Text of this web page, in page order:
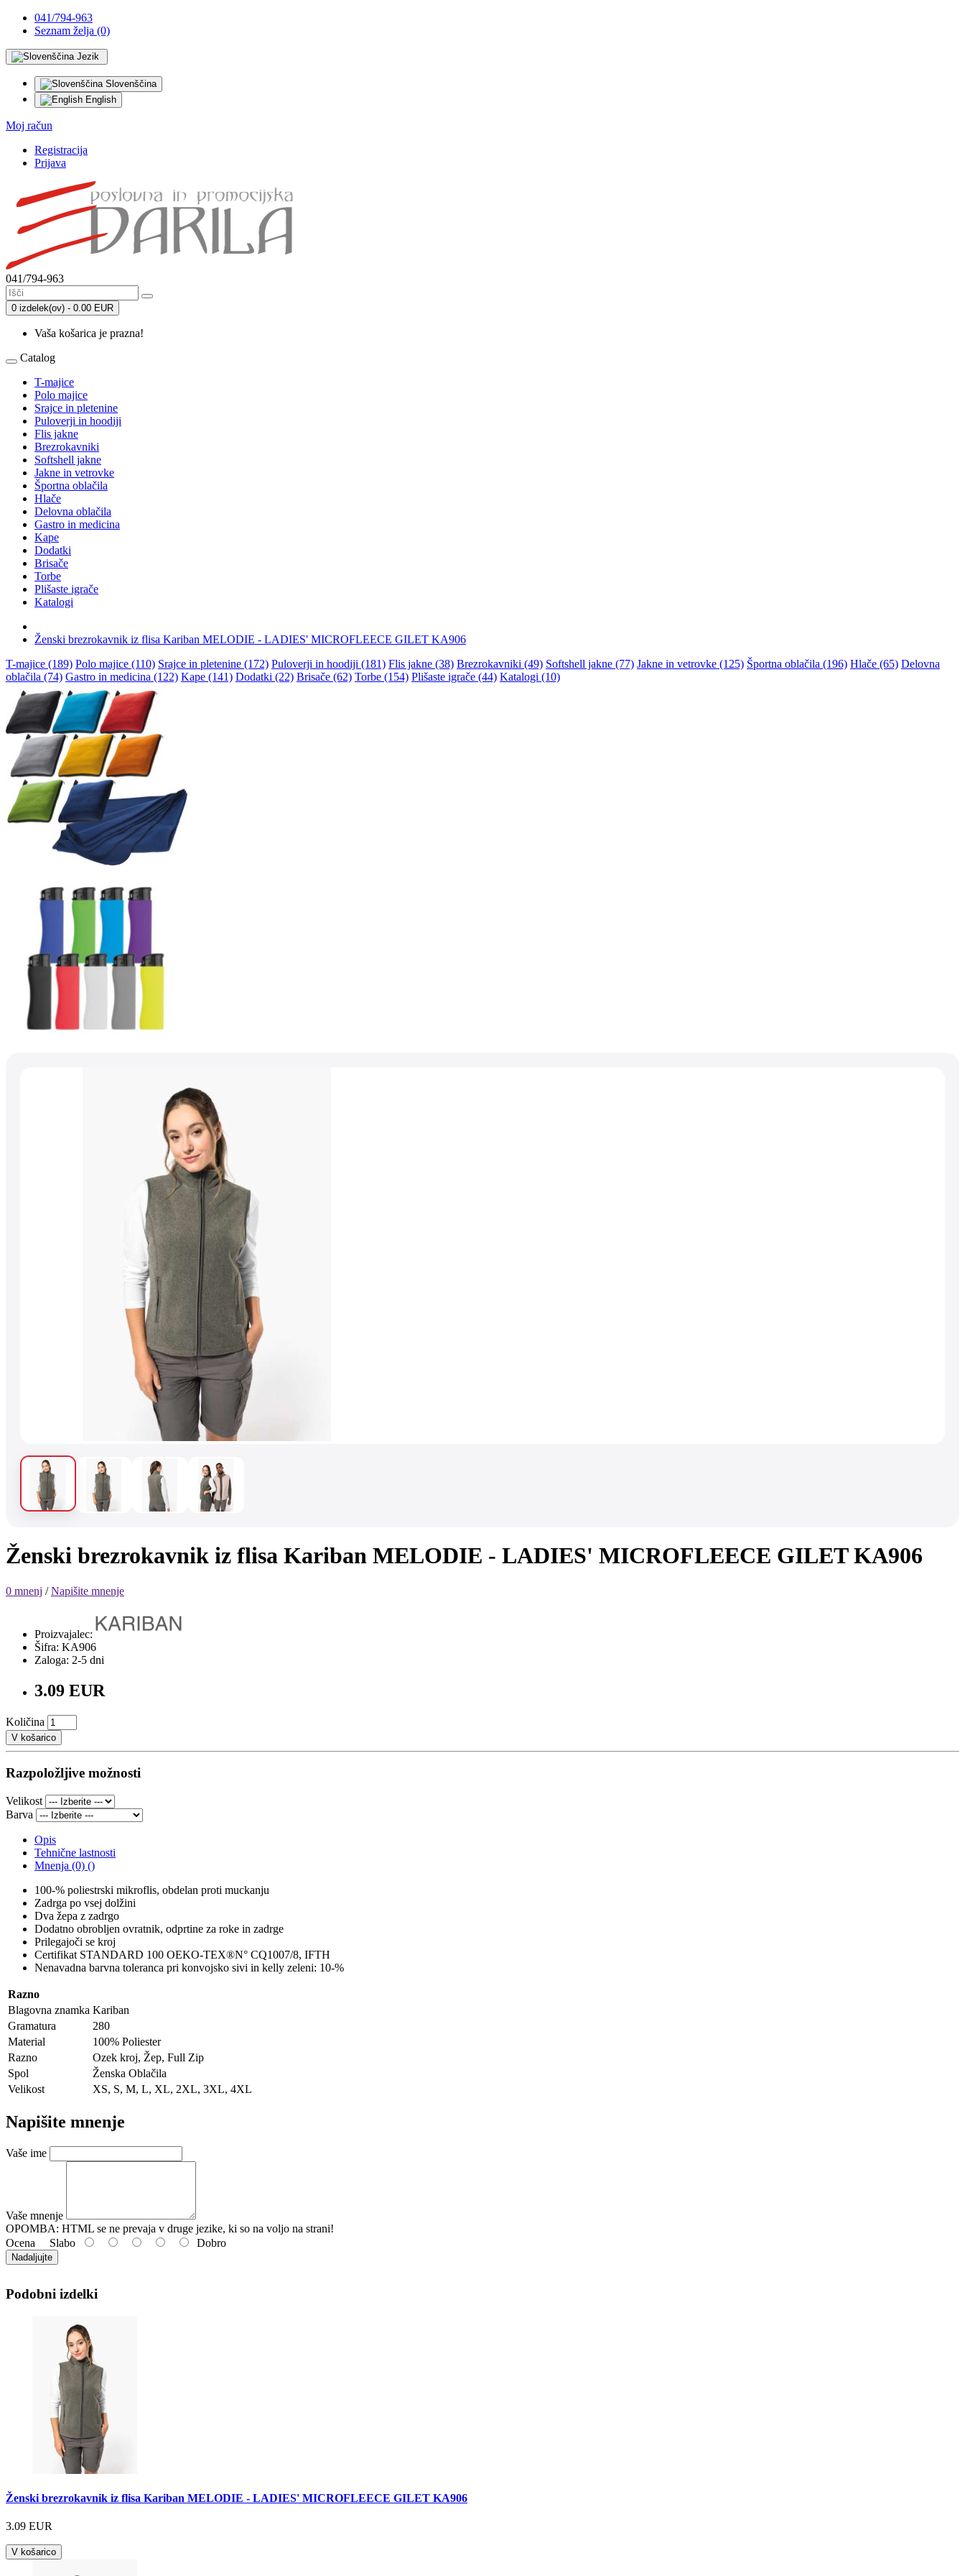
041/794-963
Seznam želja (0)
Jezik
Slovenščina
English
Moj račun
Registracija
Prijava
041/794-963
0 izdelek(ov) - 0.00 EUR
Vaša košarica je prazna!
Catalog
T-majice
Polo majice
Srajce in pletenine
Puloverji in hoodiji
Flis jakne
Brezrokavniki
Softshell jakne
Jakne in vetrovke
Športna oblačila
Hlače
Delovna oblačila
Gastro in medicina
Kape
Dodatki
Brisače
Torbe
Plišaste igrače
Katalogi
Ženski brezrokavnik iz flisa Kariban MELODIE - LADIES' MICROFLEECE GILET KA906
T-majice (189) Polo majice (110) Srajce in pletenine (172) Puloverji in hoodiji (181) Flis jakne (38) Brezrokavniki (49) Softshell jakne (77) Jakne in vetrovke (125) Športna oblačila (196) Hlače (65) Delovna
oblačila (74) Gastro in medicina (122) Kape (141) Dodatki (22) Brisače (62) Torbe (154) Plišaste igrače (44) Katalogi (10)
Ženski brezrokavnik iz flisa Kariban MELODIE - LADIES' MICROFLEECE GILET KA906
0 mnenj /Napišite mnenje
Proizvajalec:
Šifra: KA906
Zaloga: 2-5 dni
3.09 EUR
Količina
V košarico
Razpoložljive možnosti
Velikost
Barva
Opis
Tehnične lastnosti
Mnenja (0) ()
100-% poliestrski mikroflis, obdelan proti muckanju
Zadrga po vsej dolžini
Dva žepa z zadrgo
Dodatno obrobljen ovratnik, odprtine za roke in zadrge
Prilegajoči se kroj
Certifikat STANDARD 100 OEKO-TEX®N° CQ1007/8, IFTH
Nenavadna barvna toleranca pri konvojsko sivi in kelly zeleni: 10-%
Razno
Blagovna znamka Kariban
Gramatura
280
Material
100% Poliester
Razno
Ozek kroj, Žep, Full Zip
Spol
Ženska Oblačila
Velikost
XS, S, M, L, XL, 2XL, 3XL, 4XL
Napišite mnenje
Vaše ime
Vaše mnenje
OPOMBA: HTML se ne prevaja v druge jezike, ki so na voljo na strani!
Ocena Slabo Dobro
Nadaljujte
Podobni izdelki
Ženski brezrokavnik iz flisa Kariban MELODIE - LADIES' MICROFLEECE GILET KA906
3.09 EUR
V košarico